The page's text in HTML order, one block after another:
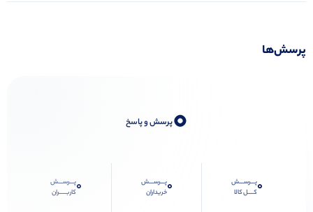
پرسش‌ها
0پرسش و پاسخ
0پـــرســـش
کــــل کالا
0پـــرســـش
خریداران
0پـــرســـش
کاربـــــران